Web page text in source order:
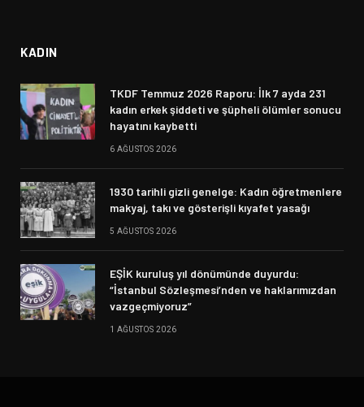
KADIN
TKDF Temmuz 2026 Raporu: İlk 7 ayda 231
kadın erkek şiddeti ve şüpheli ölümler sonucu
hayatını kaybetti
6 AĞUSTOS 2026
1930 tarihli gizli genelge: Kadın öğretmenlere
makyaj, takı ve gösterişli kıyafet yasağı
5 AĞUSTOS 2026
EŞİK kuruluş yıl dönümünde duyurdu:
“İstanbul Sözleşmesi’nden ve haklarımızdan
vazgeçmiyoruz”
1 AĞUSTOS 2026